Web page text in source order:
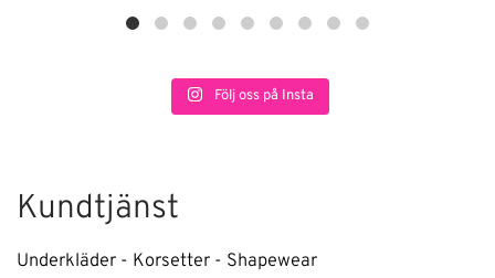
Följ oss på Insta
Kundtjänst
Underkläder - Korsetter - Shapewear